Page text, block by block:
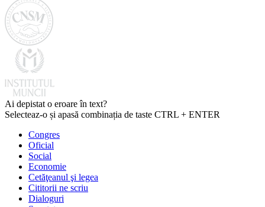
Ai depistat o eroare în text?
Selecteaz-o și apasă combinația de taste CTRL + ENTER
Congres
Oficial
Social
Economie
Cetăţeanul şi legea
Cititorii ne scriu
Dialoguri